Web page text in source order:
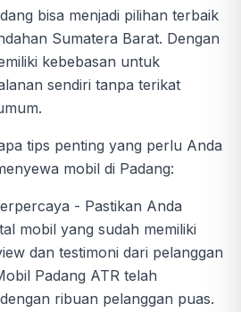
bisa menjadi pilihan terbaik
Sumatera Barat. Dengan
kebebasan untuk
sendiri tanpa terikat
tips penting yang perlu Anda
mobil di Padang:
- Pastikan Anda
mobil yang sudah memiliki
dan testimoni dari pelanggan
Padang ATR telah
ribuan pelanggan puas.